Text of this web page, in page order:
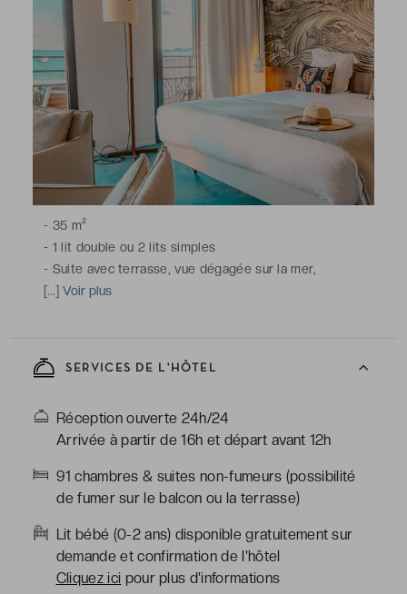
- 35 m²
- 1 lit double ou 2 lits simples
- Suite avec terrasse, vue dégagée sur la mer,
climatisation, télévision écran plat, bureau, minibar,
sèche-cheveux, peignoirs, articles de toilette gratuits
[...] Voir plus
SERVICES DE L'HÔTEL
Réception ouverte 24h/24
Arrivée à partir de 16h et départ avant 12h
91 chambres & suites non-fumeurs (possibilité
de fumer sur le balcon ou la terrasse)
Lit bébé (0-2 ans) disponible gratuitement sur
demande et confirmation de l'hôtel
Cliquez ici pour plus d'informations